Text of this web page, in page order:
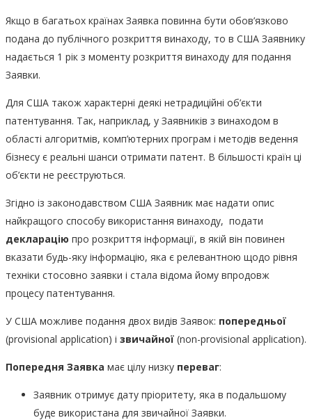
Якщо в багатьох країнах Заявка повинна бути обов’язково
подана до публічного розкриття винаходу, то в США Заявнику
надається 1 рік з моменту розкриття винаходу для подання
Заявки.
Для США також характерні деякі нетрадиційні об’єкти
патентування. Так, наприклад, у Заявників з винаходом в
області алгоритмів, комп’ютерних програм і методів ведення
бізнесу є реальні шанси отримати патент. В більшості країн ці
об’єкти не реєструються.
Згідно із законодавством США Заявник має надати опис
найкращого способу використання винаходу, подати
декларацію про розкриття інформації, в якій він повинен
вказати будь-яку інформацію, яка є релевантною щодо рівня
техніки стосовно заявки і стала відома йому впродовж
процесу патентування.
У США можливе подання двох видів Заявок: попередньої
(provisional application) і звичайної (non-provisional application).
Попередня Заявка має цілу низку переваг:
Заявник отримує дату пріоритету, яка в подальшому
буде використана для звичайної Заявки.